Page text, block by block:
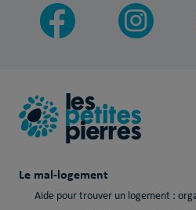
Le mal-logement
Aide pour trouver un logement :